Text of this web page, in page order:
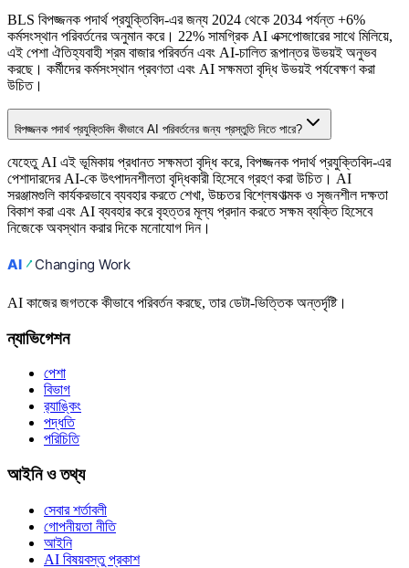
BLS বিপজ্জনক পদার্থ প্রযুক্তিবিদ-এর জন্য 2024 থেকে 2034 পর্যন্ত +6%
কর্মসংস্থান পরিবর্তনের অনুমান করে। 22% সামগ্রিক AI এক্সপোজারের সাথে মিলিয়ে,
এই পেশা ঐতিহ্যবাহী শ্রম বাজার পরিবর্তন এবং AI-চালিত রূপান্তর উভয়ই অনুভব
করছে। কর্মীদের কর্মসংস্থান প্রবণতা এবং AI সক্ষমতা বৃদ্ধি উভয়ই পর্যবেক্ষণ করা
উচিত।
বিপজ্জনক পদার্থ প্রযুক্তিবিদ কীভাবে AI পরিবর্তনের জন্য প্রস্তুতি নিতে পারে?
যেহেতু AI এই ভূমিকায় প্রধানত সক্ষমতা বৃদ্ধি করে, বিপজ্জনক পদার্থ প্রযুক্তিবিদ-এর
পেশাদারদের AI-কে উৎপাদনশীলতা বৃদ্ধিকারী হিসেবে গ্রহণ করা উচিত। AI
সরঞ্জামগুলি কার্যকরভাবে ব্যবহার করতে শেখা, উচ্চতর বিশ্লেষণাত্মক ও সৃজনশীল দক্ষতা
বিকাশ করা এবং AI ব্যবহার করে বৃহত্তর মূল্য প্রদান করতে সক্ষম ব্যক্তি হিসেবে
নিজেকে অবস্থান করার দিকে মনোযোগ দিন।
AI কাজের জগতকে কীভাবে পরিবর্তন করছে, তার ডেটা-ভিত্তিক অন্তর্দৃষ্টি।
ন্যাভিগেশন
পেশা
বিভাগ
র‍্যাঙ্কিং
পদ্ধতি
পরিচিতি
আইনি ও তথ্য
সেবার শর্তাবলী
গোপনীয়তা নীতি
আইনি
AI বিষয়বস্তু প্রকাশ